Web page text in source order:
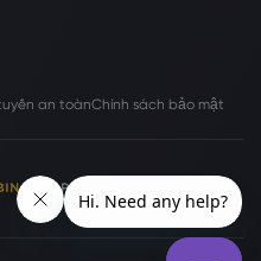
an toànChính sách bảo mật